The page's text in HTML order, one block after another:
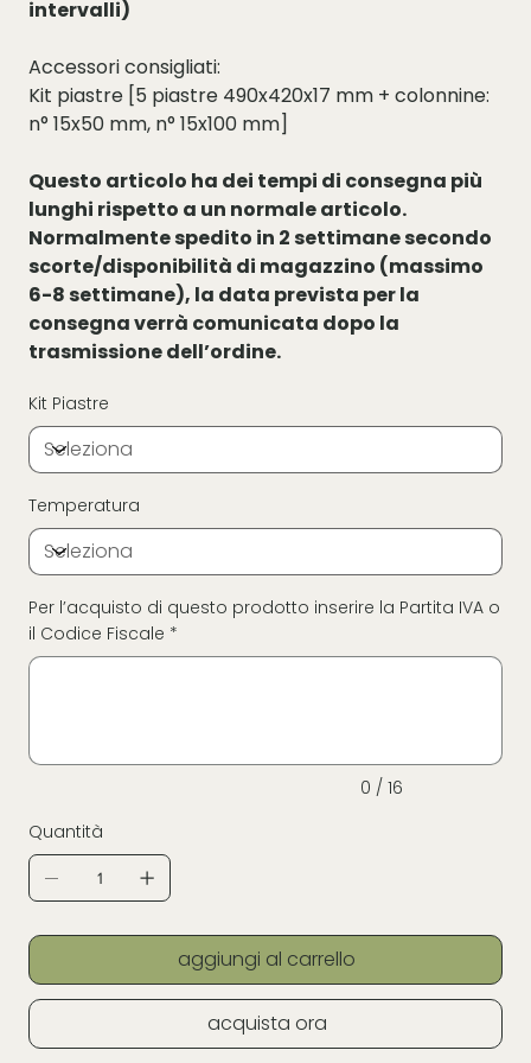
intervalli)
Accessori consigliati:
Kit piastre [5 piastre 490x420x17 mm + colonnine:
n° 15x50 mm, n° 15x100 mm]
Questo articolo ha dei tempi di consegna più
lunghi rispetto a un normale articolo.
Normalmente spedito in 2 settimane secondo
scorte/disponibilità di magazzino (massimo
6-8 settimane), la data prevista per la
consegna verrà comunicata dopo la
trasmissione dell’ordine.
Kit Piastre
Temperatura
Per l’acquisto di questo prodotto inserire la Partita IVA o
il Codice Fiscale *
a
0 / 16
Quantità
aggiungi al carrello
acquista ora